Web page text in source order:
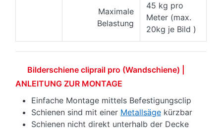
Maximale
Belastung
45 kg pro
Meter (max.
20kg je Bild )
Bilderschiene cliprail pro (Wandschiene) |
ANLEITUNG ZUR MONTAGE
Einfache Montage mittels Befestigungsclip
Schienen sind mit einer Metallsäge kürzbar
Schienen nicht direkt unterhalb der Decke